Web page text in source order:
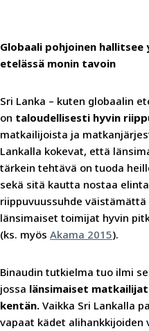
Globaali pohjoinen
etelässä monin tavoin
Sri Lanka – kuten globaalin
on taloudellisesti hyvin
matkailijoista ja
Lankalla kokevat, että
tärkein tehtävä on tuoda
sekä sitä kautta nostaa
riippuvuussuhde
länsimaiset toimijat hyvin
(ks. myös Akama 2015).
Binaudin tutkielma tuo ilmi
jossa länsimaiset
kentän. Vaikka Sri Lankalla
vapaat kädet alihankkijoiden